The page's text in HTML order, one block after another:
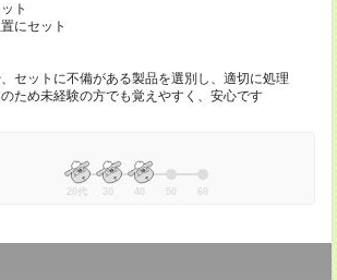
ト
にセット
セットに不備がある製品を選別し、適切に処理
ため未経験の方でも覚えやすく、安心です
20代 30 40 50 60